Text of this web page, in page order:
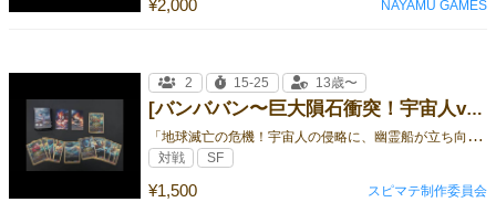
¥2,000 NAYAMU GAMES
[バンババン〜巨大隕石衝突！宇宙人vs幽霊船〜]
「
地球滅亡の危機！宇宙人の侵略に、幽霊船が立ち向かう！『バンババン』で、壮絶な2人対戦を体験せよ！
¥1,500
2 15-25 13歳〜
対戦 SF
スピマテ制作委員会